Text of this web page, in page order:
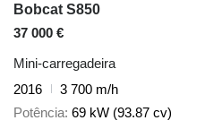
Bobcat S850
37 000 €
Mini-carregadeira
2016
3 700 m/h
Potência 69 kW (93.87 cv)